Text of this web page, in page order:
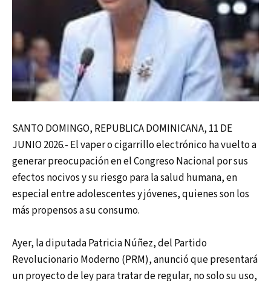
SANTO DOMINGO, REPUBLICA DOMINICANA, 11 DE
JUNIO 2026.- El vaper o cigarrillo electrónico ha vuelto a
generar preocupación en el Congreso Nacional por sus
efectos nocivos y su riesgo para la salud humana, en
especial entre adolescentes y jóvenes, quienes son los
más propensos a su consumo.
Ayer, la diputada Patricia Núñez, del Partido
Revolucionario Moderno (PRM), anunció que presentará
un proyecto de ley para tratar de regular, no solo su uso,